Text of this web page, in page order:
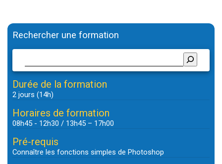
Rechercher une formation
Durée de la formation
2 jours (14h)
Horaires de formation
08h45 - 12h30 / 13h45 – 17h00
Pré-requis
Connaître les fonctions simples de Photoshop